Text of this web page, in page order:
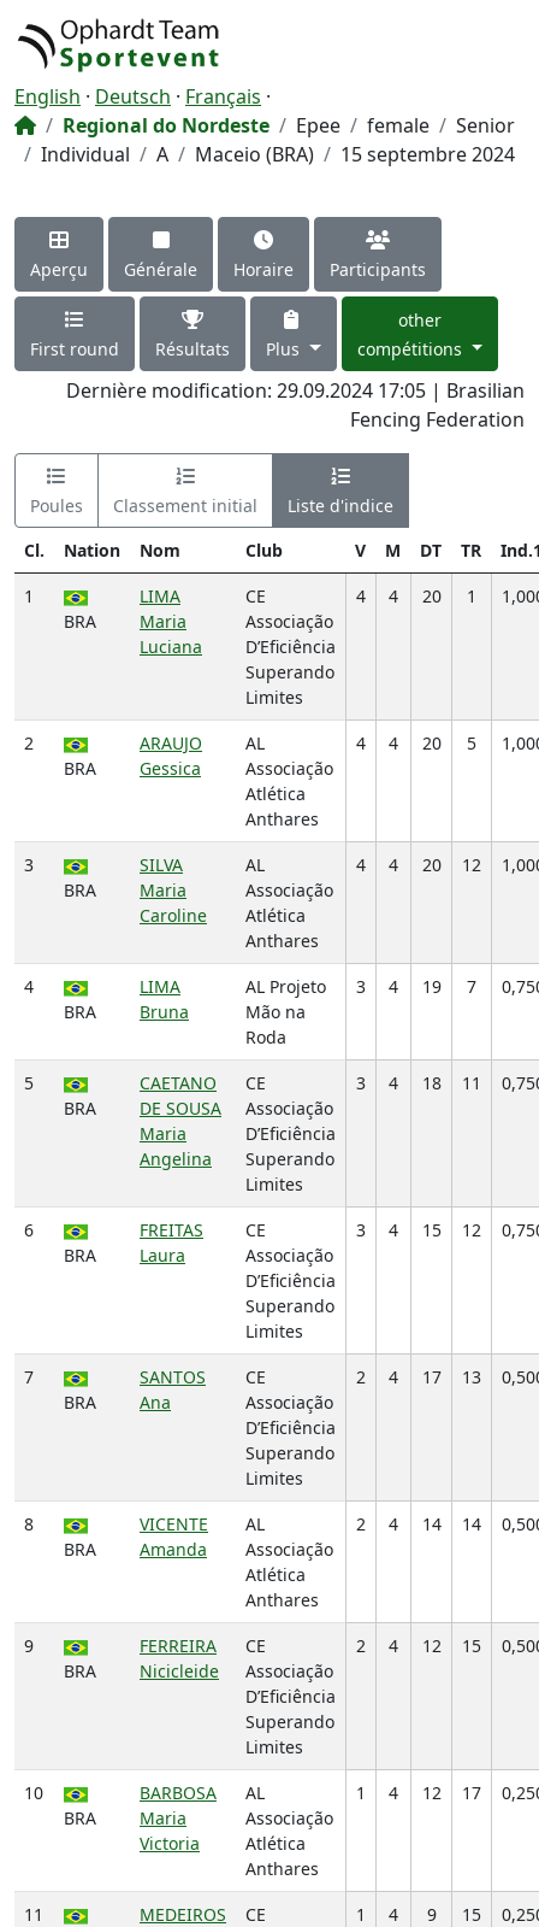
English · Deutsch · Français ·
Regional do Nordeste
Epee female
Senior
Individual
A Maceio (BRA) 15 septembre 2024
Aperçu Générale Horaire Participants
First round Résultats Plus
other
compétitions
Dernière modification: 29.09.2024 17:05 | Brasilian
Fencing Federation
Poules Classement initial
Liste d'indice
Cl.
Nation Nom Club V M DT TR
1
BRA
LIMA
Maria
Luciana
CE
Associação
D’Eficiência
Superando
Limites
4 4 20 1
2
BRA
ARAUJO
Gessica
AL
Associação
Atlética
Anthares
4 4 20 5
3
BRA
SILVA
Maria
Caroline
AL
Associação
Atlética
Anthares
4 4 20 12
4
BRA
LIMA
Bruna
AL Projeto
Mão na
Roda
3 4 19 7
5
BRA
CAETANO
DE SOUSA
Maria
Angelina
CE
Associação
D’Eficiência
Superando
Limites
3 4 18 11
6
BRA
FREITAS
Laura
CE
Associação
D’Eficiência
Superando
Limites
3 4 15 12
7
BRA
SANTOS
Ana
CE
Associação
D’Eficiência
Superando
Limites
2 4 17 13
8
BRA
VICENTE
Amanda
AL
Associação
Atlética
Anthares
2 4 14 14
9
BRA
FERREIRA
Nicicleide
CE
Associação
D’Eficiência
Superando
Limites
2 4 12 15
10
BRA
BARBOSA
Maria
Victoria
AL
Associação
Atlética
Anthares
1 4 12 17
11
MEDEIROS
CE
1 4 9 15